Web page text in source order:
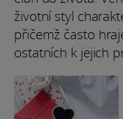
životní styl
přičemž často
ostatních k jejich